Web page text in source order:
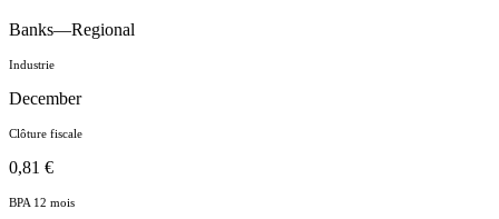
Banks—Regional
Industrie
December
Clôture fiscale
0,81 €
BPA 12 mois